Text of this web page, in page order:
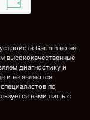
Garmin но не
высококачественные
диагностику и
и не являются
по
нами лишь с